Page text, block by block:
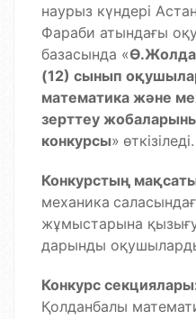
наурыз күндері
Фараби атындағы
базасында «
(12) сынып
математика және
зерттеу
конкурсы» өткізіледі.
Конкурстың
механика
жұмыстарына
дарынды
Конкурс
Қолданбалы